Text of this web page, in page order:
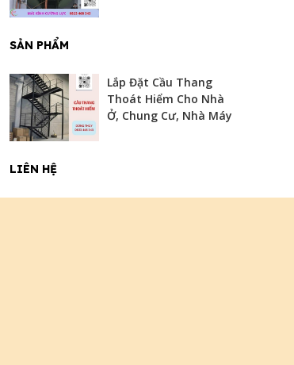
SẢN PHẨM
Lắp Đặt Cầu Thang
Thoát Hiểm Cho Nhà
Ở, Chung Cư, Nhà Máy
LIÊN HỆ